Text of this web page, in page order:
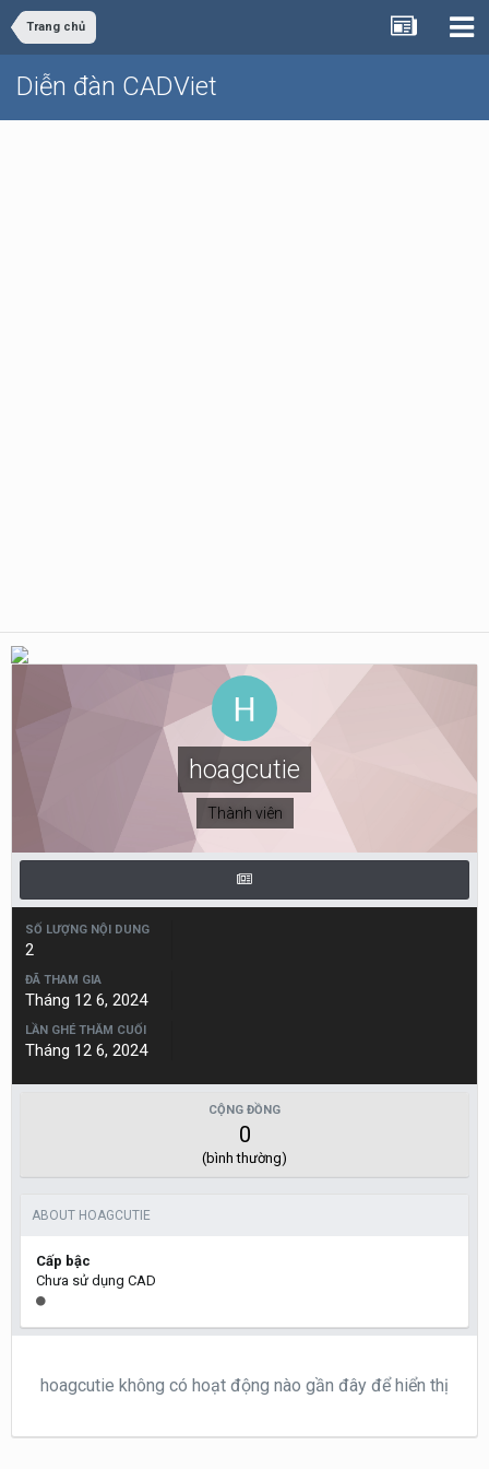
Trang chủ
Diễn đàn CADViet
hoagcutie
Thành viên
SỐ LƯỢNG NỘI DUNG
2
ĐÃ THAM GIA
Tháng 12 6, 2024
LẦN GHÉ THĂM CUỐI
Tháng 12 6, 2024
CỘNG ĐỒNG
0
(bình thường)
ABOUT HOAGCUTIE
Cấp bậc
Chưa sử dụng CAD
hoagcutie không có hoạt động nào gần đây để hiển thị